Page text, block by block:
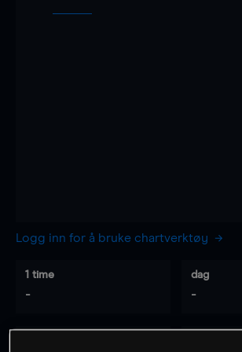
Logg inn for å bruke chartverktøy
1 time
-
dag
-